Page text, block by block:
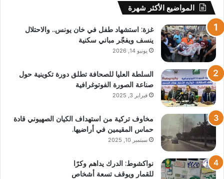
المواضيع الأكثر شهرة
غزة: استشهاد طفل في خان يونس.. والاحتلال
ينسف ويفجّر مباني سكنية
يونيو 14, 2026
السلطة العليا للصحافة تطلق دورة تكوينية حول
صناعة الصورة الفوتوغرافية
فبراير 3, 2025
مخاوف تركية من استهداف الكيان الصهيوني قادة
حماس المقيمين في أراضيها.
سبتمبر 10, 2025
نواكشوط: الدرك يداهم وكرًا
للقمار ويوقف تسعة أشخاص